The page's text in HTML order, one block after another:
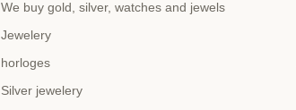
We buy gold, silver, watches and jewels
Jewelery
horloges
Silver jewelery